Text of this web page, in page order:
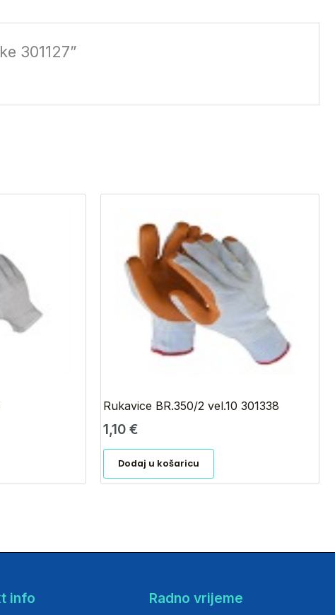
301127”
Rukavice BR.350/2 vel.10 301338
1,10€
Dodaj u košaricu
info Radno vrijeme